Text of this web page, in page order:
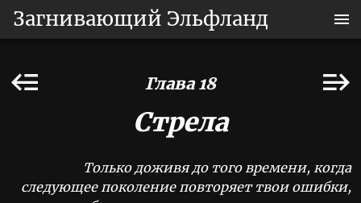
Загнивающий Эльфланд
Глава 18
Стрела
Только доживя до того времени, когда
следующее поколение повторяет твои ошибки,